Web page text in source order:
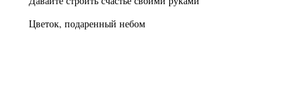
Цветок, подаренный небом